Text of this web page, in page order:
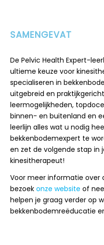
SAMENGEVAT
De Pelvic Health Expert-
ultieme keuze voor
specialiseren in
uitgebreid en
leermogelijkheden,
binnen- en buitenland en
leerlijn alles wat u nodig
bekkenbodemexpert te
en zet de volgende stap in
kinesitherapeut!
Voor meer informatie over
bezoekonze website of
helpen je graag verder op
bekkenbodemreëducatie